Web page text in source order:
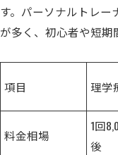
す。パーソナルトレ
が多く、初心者や短期
項目 理学
料金相場
1回
後